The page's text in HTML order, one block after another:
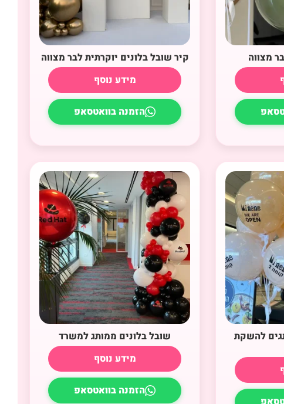
מצווה
קיר שובל בלונים יוקרתית לבר מצווה
מידע נוסף
הזמנה בוואטסאפ
להשקת
שובל בלונים ממותג למשרד
מידע נוסף
הזמנה בוואטסאפ